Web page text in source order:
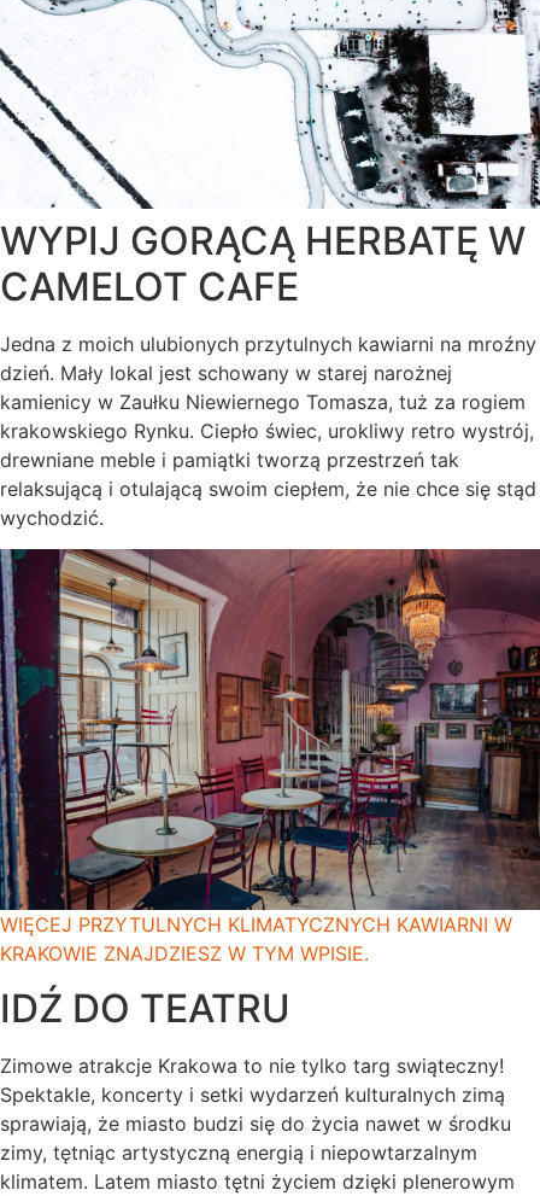
WYPIJ GORĄCĄ HERBATĘ W
CAMELOT CAFE
Jedna z moich ulubionych przytulnych kawiarni na mroźny
dzień. Mały lokal jest schowany w starej narożnej
kamienicy w Zaułku Niewiernego Tomasza, tuż za rogiem
krakowskiego Rynku. Ciepło świec, urokliwy retro wystrój,
drewniane meble i pamiątki tworzą przestrzeń tak
relaksującą i otulającą swoim ciepłem, że nie chce się stąd
wychodzić.
WIĘCEJ PRZYTULNYCH KLIMATYCZNYCH KAWIARNI W
KRAKOWIE ZNAJDZIESZ W TYM WPISIE.
IDŹ DO TEATRU
Zimowe atrakcje Krakowa to nie tylko targ swiąteczny!
Spektakle, koncerty i setki wydarzeń kulturalnych zimą
sprawiają, że miasto budzi się do życia nawet w środku
zimy, tętniąc artystyczną energią i niepowtarzalnym
klimatem. Latem miasto tętni życiem dzięki plenerowym